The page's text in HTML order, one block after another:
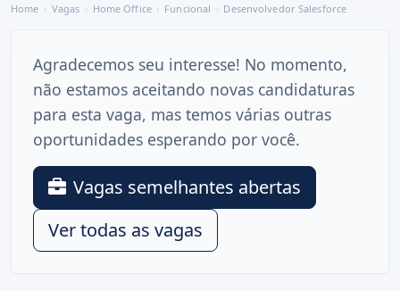
Home Vagas Home Office Funcional Desenvolvedor Salesforce
Agradecemos seu interesse! No momento,
não estamos aceitando novas candidaturas
para esta vaga, mas temos várias outras
oportunidades esperando por você.
Vagas semelhantes abertas
Ver todas as vagas